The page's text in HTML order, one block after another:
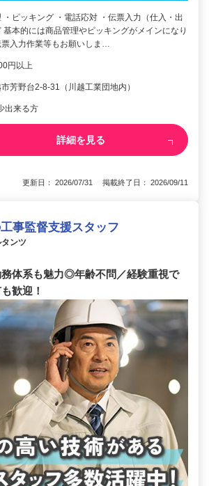
・ピッキング ・電話応対 ・伝票入力（仕入・出
基本的には商品管理やピッキングがメインになり
入力作業等もお願いしま…
円以上
芳野台2-8-31（川越工業団地内）
出来る方
詳細を見る
更新日： 2026/07/31 掲載終了日： 2026/09/11
事監督支援スタッフ
ンツ
体系も魅力◎年齢不問／経験重視で
歓迎！